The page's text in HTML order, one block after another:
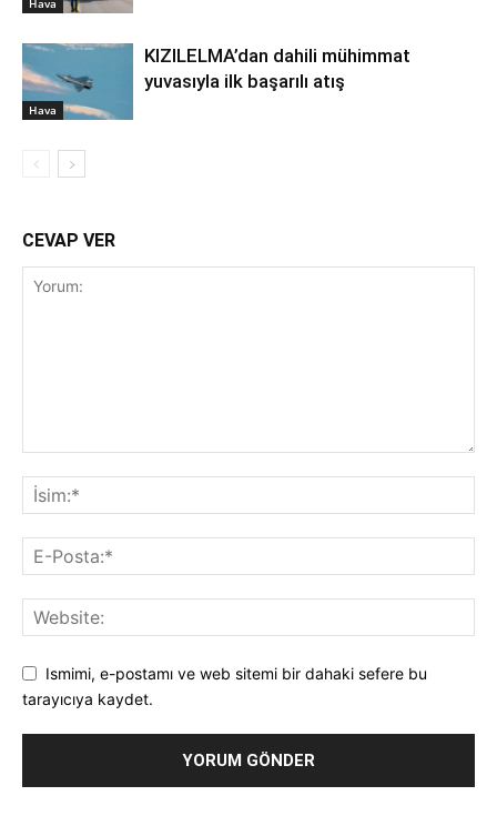
Hava
Hava
KIZILELMA’dan dahili mühimmat
yuvasıyla ilk başarılı atış
CEVAP VER
Ismimi, e-postamı ve web sitemi bir dahaki sefere bu
tarayıcıya kaydet.